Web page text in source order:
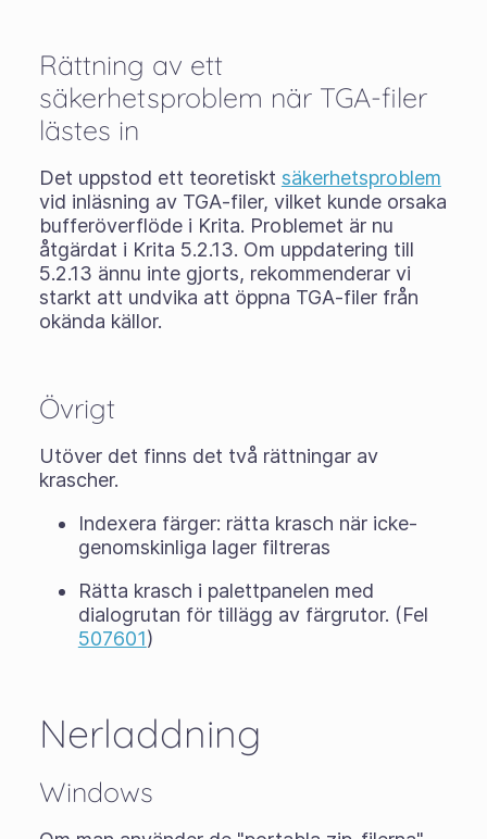
Rättning av ett
säkerhetsproblem när TGA-filer
lästes in
Det uppstod ett teoretiskt säkerhetsproblem
vid inläsning av TGA-filer, vilket kunde orsaka
bufferöverflöde i Krita. Problemet är nu
åtgärdat i Krita 5.2.13. Om uppdatering till
5.2.13 ännu inte gjorts, rekommenderar vi
starkt att undvika att öppna TGA-filer från
okända källor.
Övrigt
Utöver det finns det två rättningar av
krascher.
Indexera färger: rätta krasch när icke-
genomskinliga lager filtreras
Rätta krasch i palettpanelen med
dialogrutan för tillägg av färgrutor. (Fel
507601)
Nerladdning
Windows